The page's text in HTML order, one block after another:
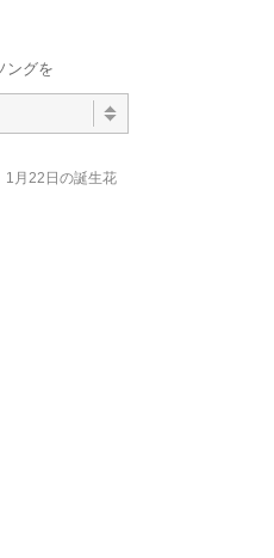
ングを
22日の誕生花